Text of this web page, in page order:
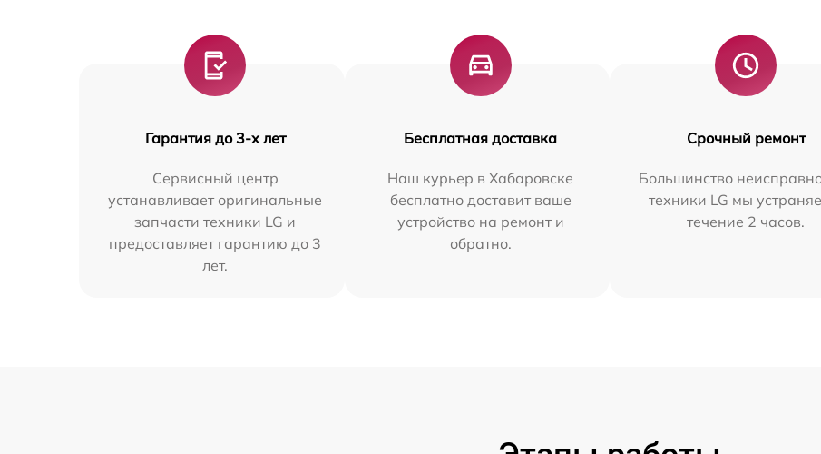
Гарантия до 3-х лет
Сервисный центр
устанавливает оригинальные
запчасти техники LG и
предоставляет гарантию до 3
лет.
Бесплатная доставка
Наш курьер в Хабаровске
бесплатно доставит ваше
устройство на ремонт и
обратно.
Срочный ремонт
Большинство
техники LG мы
течение 2 часов.